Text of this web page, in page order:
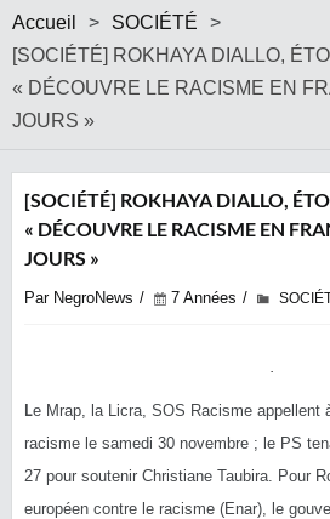
Accueil > SOCIÉTÉ
>
[SOCIÉTÉ] ROKHAYA DIALLO,
« DÉCOUVRE LE RACISME EN
JOURS »
[SOCIÉTÉ] ROKHAYA DIALLO,
« DÉCOUVRE LE RACISME EN
JOURS »
Par NegroNews 7 Années
Le Mrap, la Licra, SOS Racisme appellent
racisme le samedi 30 novembre ; le PS
27 pour soutenir Christiane Taubira. Pour
européen contre le racisme (Enar), le